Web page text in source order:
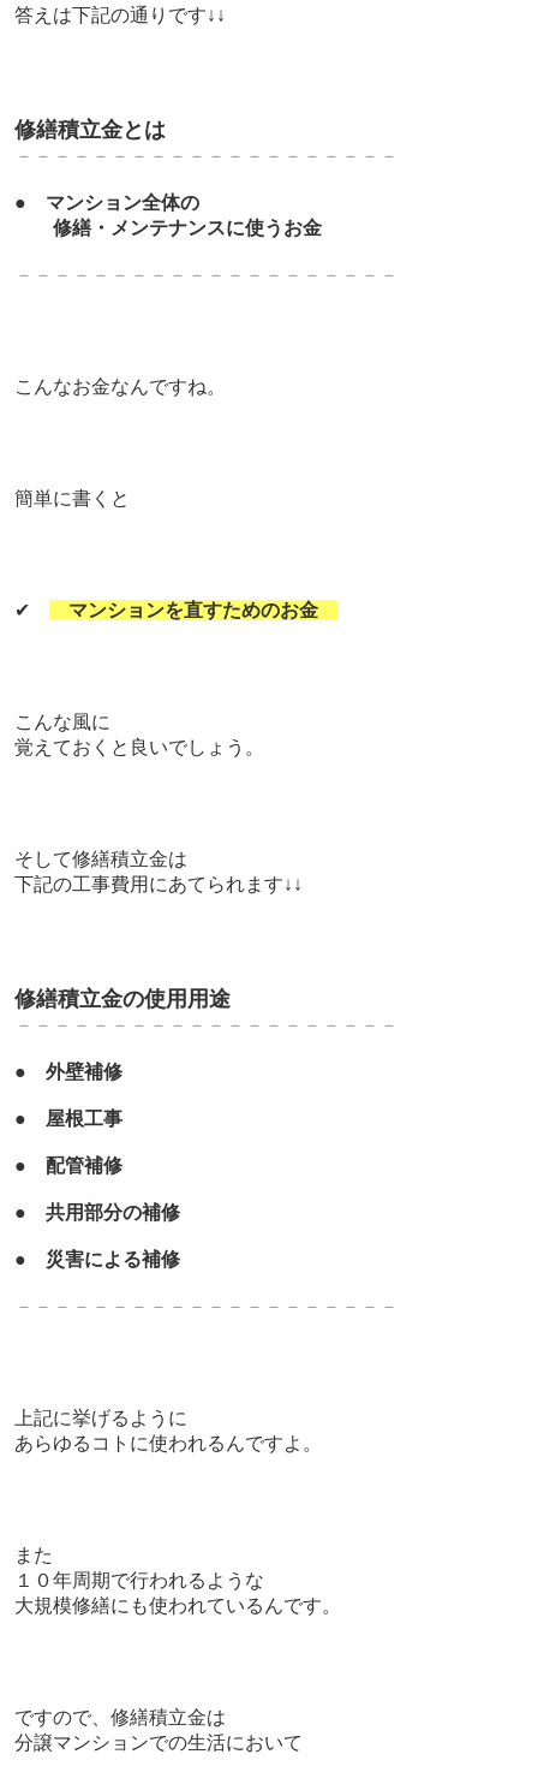
答えは下記の通りです↓↓
修繕積立金とは
－－－－－－－－－－－－－－－－－－－－
● マンション全体の
修繕・メンテナンスに使うお金
－－－－－－－－－－－－－－－－－－－－
こんなお金なんですね。
簡単に書くと
✔ マンションを直すためのお金
こんな風に
覚えておくと良いでしょう。
そして修繕積立金は
下記の工事費用にあてられます↓↓
修繕積立金の使用用途
－－－－－－－－－－－－－－－－－－－－
● 外壁補修
● 屋根工事
● 配管補修
● 共用部分の補修
● 災害による補修
－－－－－－－－－－－－－－－－－－－－
上記に挙げるように
あらゆるコトに使われるんですよ。
また
１０年周期で行われるような
大規模修繕にも使われているんです。
ですので、修繕積立金は
分譲マンションでの生活において